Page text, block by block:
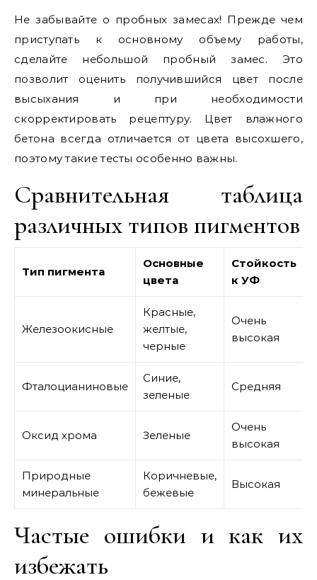
Не забывайте о пробных замесах! Прежде чем
приступать к основному объему работы,
сделайте небольшой пробный замес. Это
позволит оценить получившийся цвет после
высыхания и при необходимости
скорректировать рецептуру. Цвет влажного
бетона всегда отличается от цвета высохшего,
поэтому такие тесты особенно важны.
Сравнительная таблица
различных типов пигментов
Тип пигмента
Основные
цвета
Стойкость
к УФ
Железоокисные
Красные,
желтые,
черные
Очень
высокая
Фталоцианиновые
Синие,
зеленые
Средняя
Оксид хрома Зеленые
Очень
высокая
Природные
минеральные
Коричневые,
бежевые
Высокая
Частые ошибки и как их
избежать